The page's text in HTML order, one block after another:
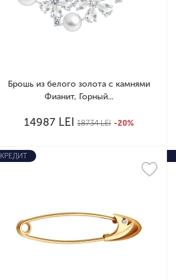
Брошь из белого золота с камнями
Фианит, Горный...
14987 LEI 18734LEI -20%
КРЕДИТ